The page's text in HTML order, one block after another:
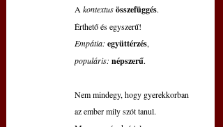
A kontextus összefüggés.
Érthető és egyszerű!
Empátia: együttérzés,
populáris: népszerű.
Nem mindegy, hogy gyerekkorban
az ember mily szót tanul.